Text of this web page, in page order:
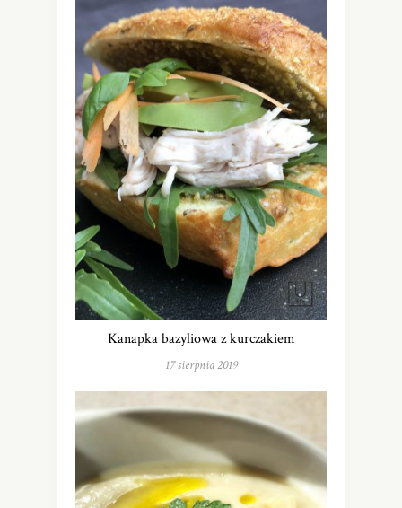
Kanapka bazyliowa z kurczakiem
17 sierpnia 2019